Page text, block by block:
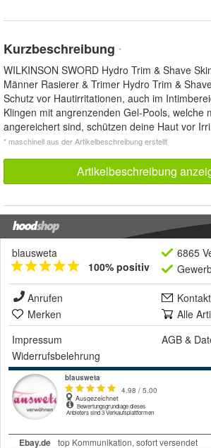
Kurzbeschreibung *
WILKINSON SWORD Hydro Trim & Shave
Männer Rasierer & Trimer Hydro Trim &
Schutz vor Hautirritationen, auch im
Klingen mit angrenzenden Gel-Pools, welche
angereichert sind, schützen deine Haut vor Irri
* maschinell aus der Artikelbeschreibung erstellt
Artikelbeschreibung
blausweta
100% positiv
6865
Anrufen
Kontakt
Merken
Alle
Impressum
AGB &
Widerrufsbelehrung